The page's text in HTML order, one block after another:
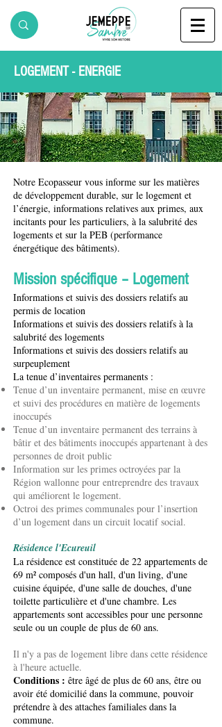
LOGEMENT - ENERGIE
Notre Ecopasseur vous informe sur les matières
de développement durable, sur le logement et
l’énergie, informations relatives aux primes, aux
incitants pour les particuliers, à la salubrité des
logements et sur la PEB (performance
énergétique des bâtiments).
Mission spécifique – Logement
Informations et suivis des dossiers relatifs au
permis de location
Informations et suivis des dossiers relatifs à la
salubrité des logements
Informations et suivis des dossiers relatifs au
surpeuplement
La tenue d’inventaires permanents :
Tenue d’un inventaire permanent, mise en œuvre
et suivi des procédures en matière de logements
inoccupés
Tenue d’un inventaire permanent des terrains à
bâtir et des bâtiments inoccupés appartenant à des
personnes de droit public
Information sur les primes octroyées par la
Région wallonne pour entreprendre des travaux
qui améliorent le logement.
Octroi des primes communales pour l’insertion
d’un logement dans un circuit locatif social.
Résidence l'Ecureuil
La résidence est constituée de 22 appartements de
69 m² composés d'un hall, d'un living, d'une
cuisine équipée, d'une salle de douches, d'une
toilette particulière et d'une chambre. Les
appartements sont accessibles pour une personne
seule ou un couple de plus de 60 ans.
Il n'y a pas de logement libre dans cette résidence
à l'heure actuelle.
Conditions : être âgé de plus de 60 ans, être ou
avoir été domicilié dans la commune, pouvoir
prétendre à des attaches familiales dans la
commune.